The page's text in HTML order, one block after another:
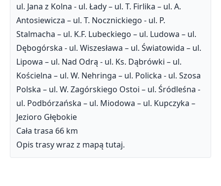
ul. Jana z Kolna - ul. Łady – ul. T. Firlika – ul. A.
Antosiewicza – ul. T. Nocznickiego - ul. P.
Stalmacha – ul. K.F. Lubeckiego – ul. Ludowa – ul.
Dębogórska - ul. Wiszesława – ul. Światowida – ul.
Lipowa – ul. Nad Odrą - ul. Ks. Dąbrówki – ul.
Kościelna – ul. W. Nehringa – ul. Policka - ul. Szosa
Polska – ul. W. Zagórskiego Ostoi – ul. Śródleśna -
ul. Podbórzańska – ul. Miodowa – ul. Kupczyka –
Jezioro Głębokie
Cała trasa 66 km
Opis trasy wraz z mapą tutaj.